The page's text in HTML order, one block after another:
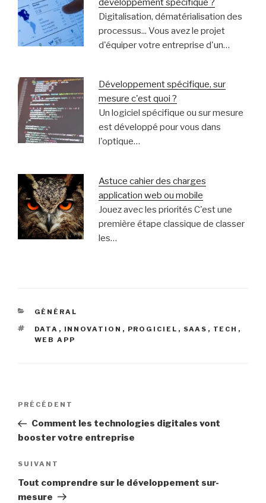
développement spécifique ?
Digitalisation, dématérialisation des
processus... Vous avez le projet
d'équiper votre entreprise d'un…
Développement spécifique, sur
mesure c'est quoi ?
Un logiciel spécifique ou sur mesure
est développé pour vous dans
l'optique…
Astuce cahier des charges
application web ou mobile
Jouez avec les priorités C'est une
première étape classique de classer
les…
CATÉGORIES
GÉNÉRAL
ÉTIQUETTES
DATA , INNOVATION , PROGICIEL , SAAS , TECH ,
WEB APP
Navigation
l’article
Article
précédent
PRÉCÉDENT
Comment les technologies digitales vont
booster votre entreprise
Article
suivant
SUIVANT
Tout comprendre sur le développement sur-
mesure